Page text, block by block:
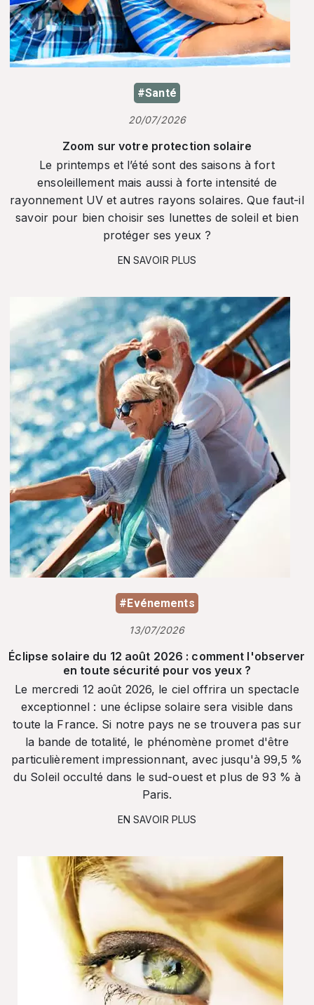
#Santé
20/07/2026
Zoom sur votre protection solaire
Le printemps et l’été sont des saisons à fort
ensoleillement mais aussi à forte intensité de
rayonnement UV et autres rayons solaires. Que faut-il
savoir pour bien choisir ses lunettes de soleil et bien
protéger ses yeux ?
EN SAVOIR PLUS
#Evénements
13/07/2026
Éclipse solaire du 12 août 2026 : comment l'observer
en toute sécurité pour vos yeux ?
Le mercredi 12 août 2026, le ciel offrira un spectacle
exceptionnel : une éclipse solaire sera visible dans
toute la France. Si notre pays ne se trouvera pas sur
la bande de totalité, le phénomène promet d'être
particulièrement impressionnant, avec jusqu'à 99,5 %
du Soleil occulté dans le sud-ouest et plus de 93 % à
Paris.
EN SAVOIR PLUS